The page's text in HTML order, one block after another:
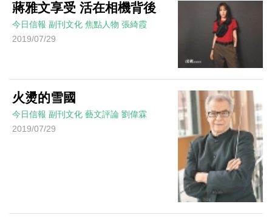
蔣雅文享受 活在相機背後
今日信報 副刊文化 焦點人物 張綺霞
2019/07/29
火燙的雪國
今日信報 副刊文化 藝文評論 劉偉霖
2019/07/29